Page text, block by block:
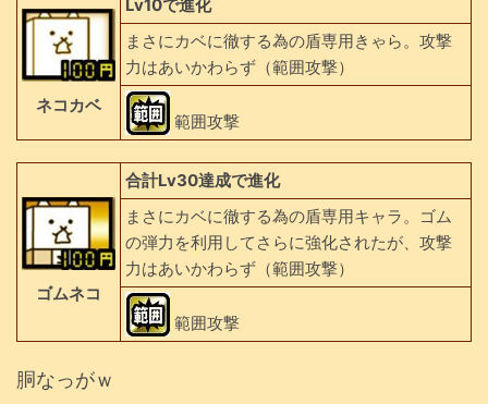
ネコカベ
Lv10で進化
まさにカベに徹する為の盾専用きゃら。攻撃
力はあいかわらず（範囲攻撃）
範囲攻撃
ゴムネコ
合計Lv30達成で進化
まさにカベに徹する為の盾専用キャラ。ゴム
の弾力を利用してさらに強化されたが、攻撃
力はあいかわらず（範囲攻撃）
範囲攻撃
胴なっがｗ